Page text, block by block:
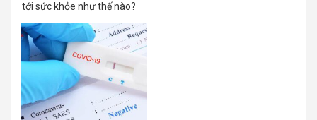
tới sức khỏe như thế nào?